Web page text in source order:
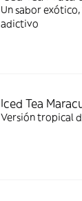
Un sabor
adictivo
Iced Tea
Versión tropical